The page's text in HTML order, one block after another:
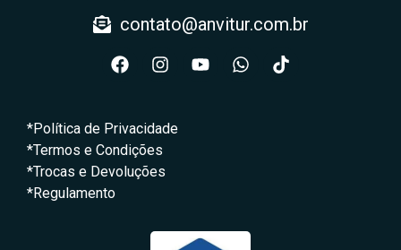
contato@anvitur.com.br
*Política de Privacidade
*Termos e Condições
*Trocas e Devoluções
*Regulamento